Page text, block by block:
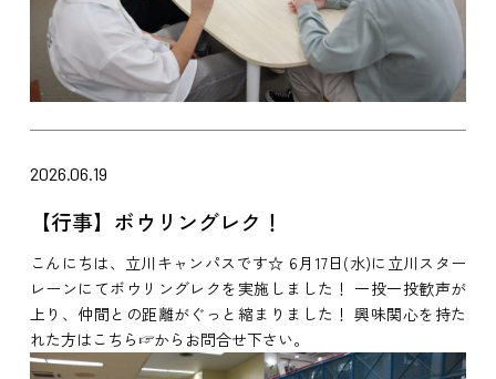
2026.06.19
【行事】ボウリングレク！
こんにちは、立川キャンパスです☆ 6月17日(水)に立川スター
レーンにてボウリングレクを実施しました！ 一投一投歓声が
上り、仲間との距離がぐっと縮まりました！ 興味関心を持た
れた方はこちら☞からお問合せ下さい。